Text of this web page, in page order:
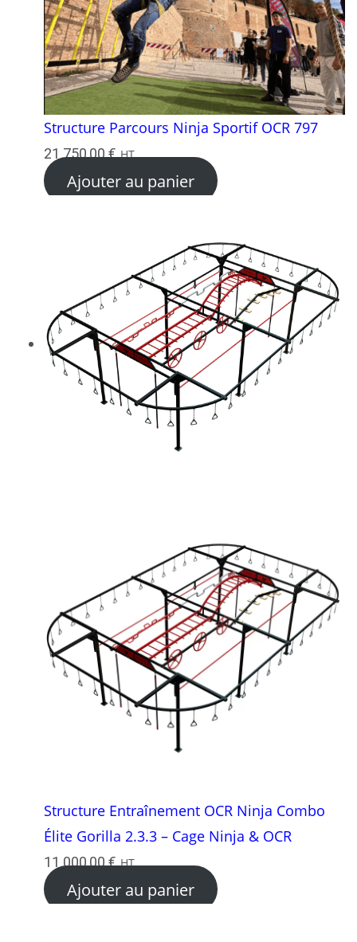
Structure Parcours Ninja Sportif OCR 797
21 750,00€ HT
Ajouter au panier
Structure Entraînement OCR Ninja Combo
Élite Gorilla 2.3.3 – Cage Ninja & OCR
11 000,00€ HT
Ajouter au panier